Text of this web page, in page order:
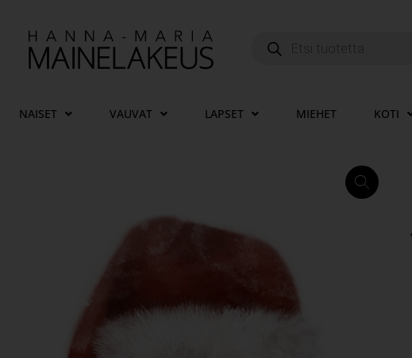
NAISET VAUVAT LAPSET MIEHET KOTI